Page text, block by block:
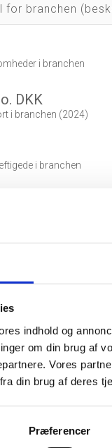
indhold og
om din brug af
Vores
din brug af deres
Præferencer
for branchen
i branchen
DKK
i branchen (2024)
i branchen
brancheanalysefor